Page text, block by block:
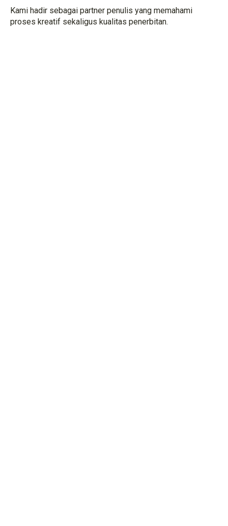
Kami hadir sebagai partner penulis yang memahami
proses kreatif sekaligus kualitas penerbitan.